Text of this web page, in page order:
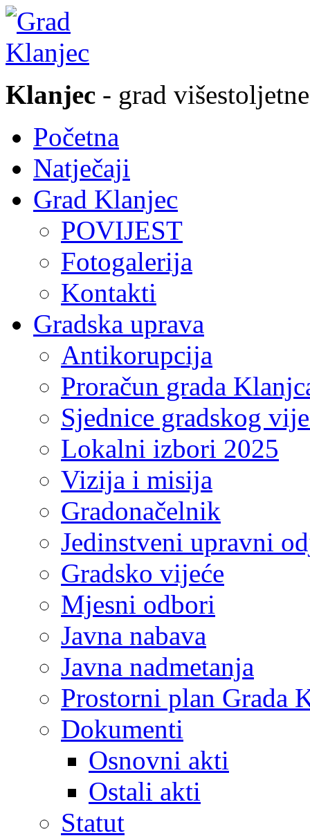
Klanjec - grad
Početna
Natječaji
Grad Klanjec
POVIJEST
Fotogalerija
Kontakti
Gradska uprava
Antikorupcija
Proračun grada
Sjednice gradskog
Lokalni izbori 2025
Vizija i misija
Gradonačelnik
Jedinstveni upravni
Gradsko vijeće
Mjesni odbori
Javna nabava
Javna nadmetanja
Prostorni plan Grada
Dokumenti
Osnovni akti
Ostali akti
Statut